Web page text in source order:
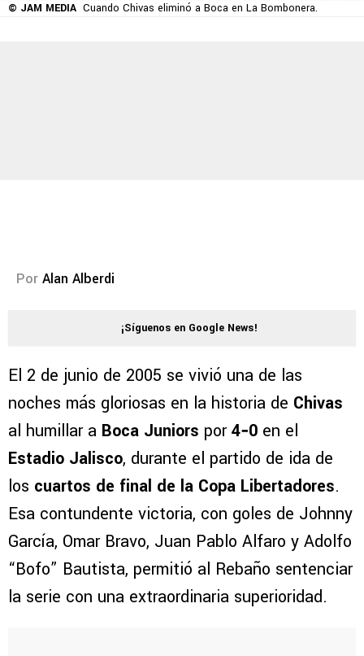
© JAM MEDIA Cuando Chivas eliminó a Boca en La Bombonera.
Por Alan Alberdi
¡Síguenos en Google News!
El 2 de junio de 2005 se vivió una de las
noches más gloriosas en la historia de Chivas
al humillar a Boca Juniors por4‑0 en el
Estadio Jalisco, durante el partido de ida de
los cuartos de final de la Copa Libertadores.
Esa contundente victoria, con goles de Johnny
García, Omar Bravo, Juan Pablo Alfaro y Adolfo
“Bofo” Bautista, permitió al Rebaño sentenciar
la serie con una extraordinaria superioridad.